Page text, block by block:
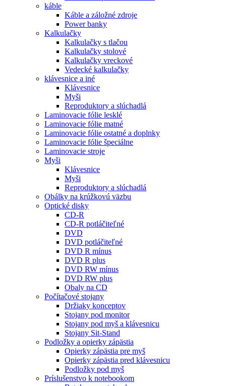
káble
Káble a záložné zdroje
Power banky
Kalkulačky
Kalkulačky s tlačou
Kalkulačky stolové
Kalkulačky vreckové
Vedecké kalkulačky
klávesnice a iné
Klávesnice
Myši
Reproduktory a slúchadlá
Laminovacie fólie lesklé
Laminovacie fólie matné
Laminovacie fólie ostatné a doplnky
Laminovacie fólie špeciálne
Laminovacie stroje
Myši
Klávesnice
Myši
Reproduktory a slúchadlá
Obálky na krúžkovú väzbu
Optické disky
CD-R
CD-R potláčiteľné
DVD
DVD potláčiteľné
DVD R mínus
DVD R plus
DVD RW mínus
DVD RW plus
Obaly na CD
Počítačové stojany
Držiaky konceptov
Stojany pod monitor
Stojany pod myš a klávesnicu
Stojany Sit-Stand
Podložky a opierky zápästia
Opierky zápästia pre myš
Opierky zápästia pred klávesnicu
Podložky pod myš
Príslušenstvo k notebookom